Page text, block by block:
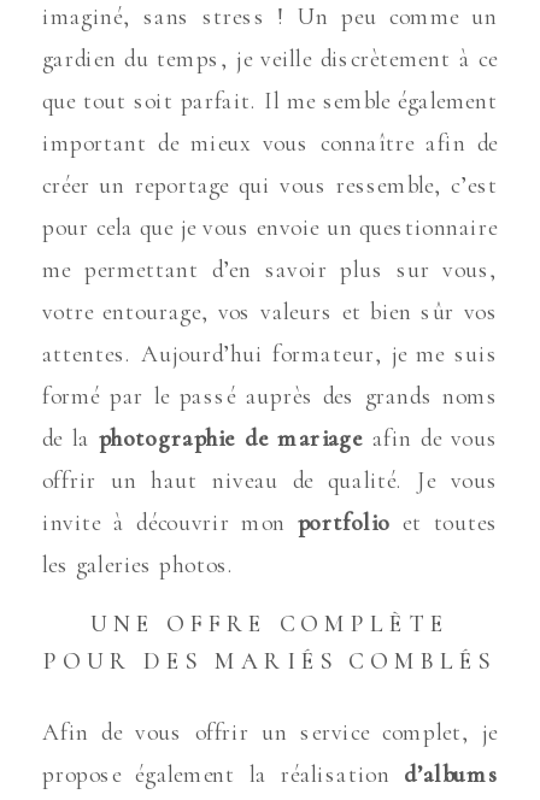
imaginé, sans stress ! Un peu comme un
gardien du temps, je veille discrètement à ce
que tout soit parfait. Il me semble également
important de mieux vous connaître afin de
créer un reportage qui vous ressemble, c’est
pour cela que je vous envoie un questionnaire
me permettant d’en savoir plus sur vous,
votre entourage, vos valeurs et bien sûr vos
attentes. Aujourd’hui formateur, je me suis
formé par le passé auprès des grands noms
de la photographie de mariage afin de vous
offrir un haut niveau de qualité. Je vous
invite à découvrir mon portfolio et toutes
les galeries photos.
UNE OFFRE COMPLÈTE
POUR DES MARIÉS COMBLÉS
Afin de vous offrir un service complet, je
propose également la réalisation d’albums